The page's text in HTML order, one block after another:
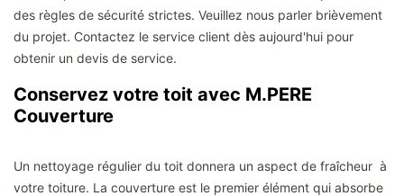
des règles de sécurité strictes. Veuillez nous parler brièvement
du projet. Contactez le service client dès aujourd'hui pour
obtenir un devis de service.
Conservez votre toit avec M.PERE
Couverture
Un nettoyage régulier du toit donnera un aspect de fraîcheur à
votre toiture. La couverture est le premier élément qui absorbe